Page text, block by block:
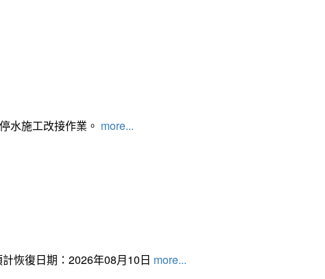
水施工改接作業。 more...
恢復日期：2026年08月10日 more...